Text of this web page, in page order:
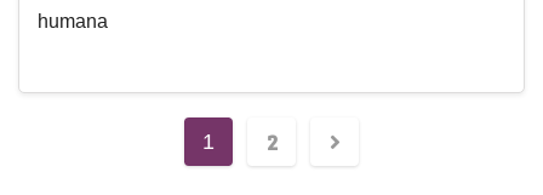
humana
1 2